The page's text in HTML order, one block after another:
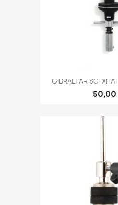
GIBRALTAR SC-
50,00